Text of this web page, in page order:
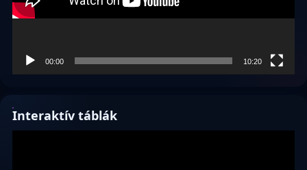
00:00 10:20
Interaktív táblák